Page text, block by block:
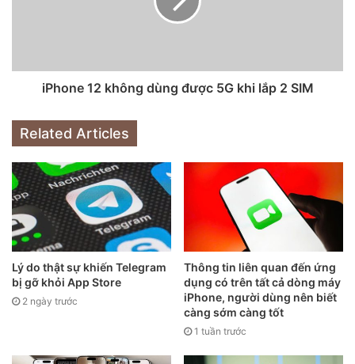
Bài đăng trên tài khoản Twitter của Xiaomi nhằm gián
tiếp chê Apple không bán kèm sạc trong hộp iPhone
12.Ảnh chụp màn hình
Dù vậy, ngoại trừ Samsung thì phần lớn những hãng
smartphone Android đều áp dụng thiết kế “tai thỏ” đó
trong những mẫu smartphone năm 2018. Tuy nhiên, phần
khuyết đỉnh đã không trở thành trào lưu bởi các hãng
Android nhanh chóng nghĩ ra nhiều cách thiết kế khác để
tích hợp camera trước.
Sau phần khuyết màn, các hãng Android tiếp tục chế nhạo
Apple về lỗ cắm tai nghe 3,5 mm. Google, OnePlus đều
iPhone 12 không dùng được 5G khi lắp 2 SIM
Related Articles
Lý do thật sự khiến Telegram
bị gỡ khỏi App Store
2 ngày trước
Thông tin liên quan đến ứng
dụng có trên tất cả dòng máy
iPhone, người dùng nên biết
càng sớm càng tốt
1 tuần trước